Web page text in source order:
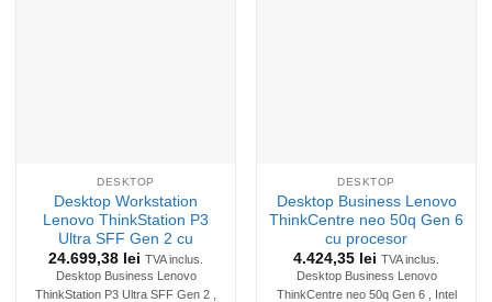
DESKTOP
Desktop Workstation
Lenovo ThinkStation P3
Ultra SFF Gen 2 cu
24.699,38 lei TVA inclus.
Desktop Business Lenovo
ThinkStation P3 Ultra SFF Gen 2 ,
DESKTOP
Desktop Business Lenovo
ThinkCentre neo 50q Gen 6
cu procesor
4.424,35 lei TVA inclus.
Desktop Business Lenovo
ThinkCentre neo 50q Gen 6 , Intel